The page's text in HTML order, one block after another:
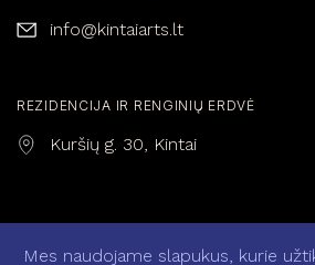
info@kintaiarts.lt
REZIDENCIJA IR RENGINIŲ ERDVĖ
Kuršių g. 30, Kintai
Mes naudojame slapukus, kurie